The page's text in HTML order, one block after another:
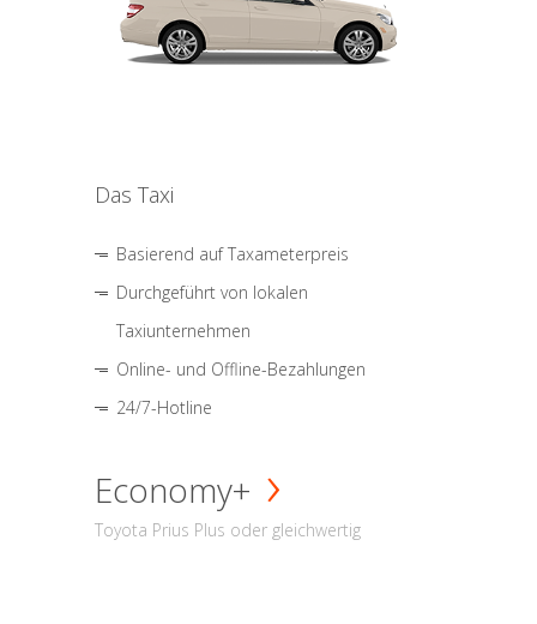
Das Taxi
Basierend auf Taxameterpreis
Durchgeführt von lokalen
Taxiunternehmen
Online- und Offline-Bezahlungen
24/7-Hotline
Economy+
Toyota Prius Plus oder gleichwertig